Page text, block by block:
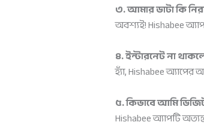
৩. আমার ডাটা কি
অবশ্যই! Hishabee
৪. ইন্টারনেট না
হ্যাঁ, Hishabee
৫. কিভাবে আমি
Hishabee অ্যাপটি